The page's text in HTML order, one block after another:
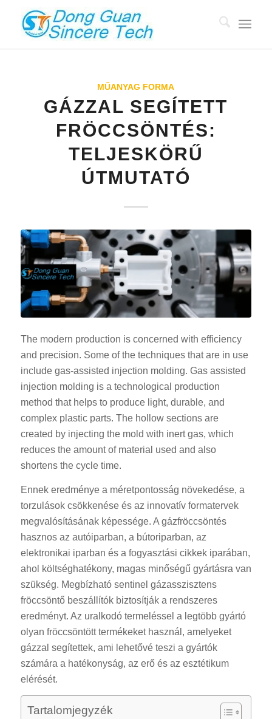
MŰANYAG FORMA
GÁZZAL SEGÍTETT
FRÖCCSÖNTÉS:
TELJESKÖRŰ
ÚTMUTATÓ
The modern production is concerned with efficiency
and precision. Some of the techniques that are in use
include gas-assisted injection molding. Gas assisted
injection molding is a technological production
method that helps to produce light, durable, and
complex plastic parts. The hollow sections are
created by injecting the mold with inert gas, which
reduces the amount of material used and also
shortens the cycle time.
Ennek eredménye a méretpontosság növekedése, a
torzulások csökkenése és az innovatív formatervek
megvalósításának képessége. A gázfröccsöntés
hasznos az autóiparban, a bútoriparban, az
elektronikai iparban és a fogyasztási cikkek iparában,
ahol költséghatékony, magas minőségű gyártásra van
szükség. Megbízható sentinel gázasszisztens
fröccsöntő beszállítók biztosítják a rendszeres
eredményt. Az uralkodó termeléssel a legtöbb gyártó
olyan fröccsöntött termékeket használ, amelyeket
gázzal segítettek, ami lehetővé teszi a gyártók
számára a hatékonyság, az erő és az esztétikum
elérését.
Tartalomjegyzék